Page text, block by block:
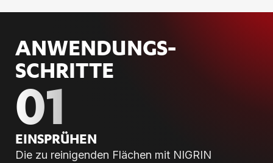
ANWENDUNGS­
SCHRITTE
01
EIN­SPRÜ­HEN
Die zu reinigenden Flächen mit NIGRIN